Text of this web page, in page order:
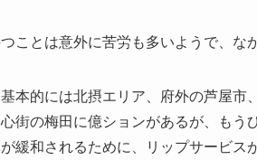
ことは意外に苦労も多いようで、な
本的には北摂エリア、府外の芦屋市
街の梅田に億ションがあるが、もう
緩和されるために、リップサービス